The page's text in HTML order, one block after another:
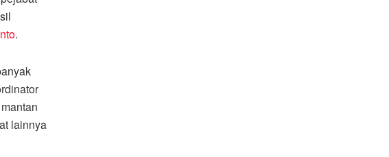
.
lainnya